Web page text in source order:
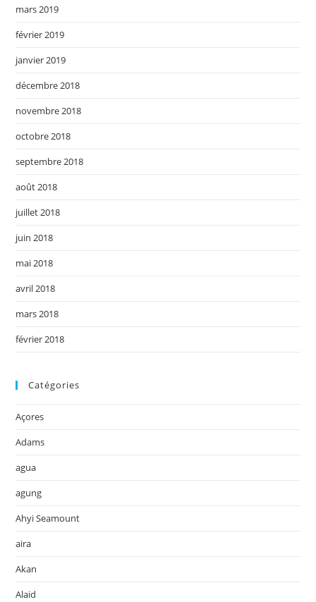
mars 2019
février 2019
janvier 2019
décembre 2018
novembre 2018
octobre 2018
septembre 2018
août 2018
juillet 2018
juin 2018
mai 2018
avril 2018
mars 2018
février 2018
Catégories
Açores
Adams
agua
agung
Ahyi Seamount
aira
Akan
Alaid